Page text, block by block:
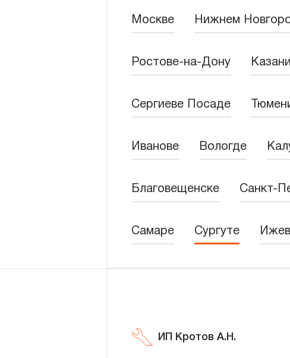
Уцененный товар
О нас
Гарантия и сервис
Доставка и оплата
Контакты
Москве Нижнем
Ростове-на-Дону Казани
Сергиеве Посаде
Иванове Вологде
Благовещенскe Санкт-
Самаре Сургуте
ИП Кротов А.Н.